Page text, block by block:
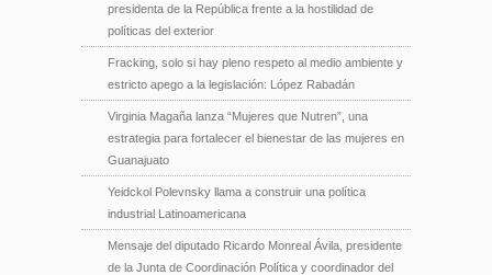
presidenta de la República frente a la hostilidad de
políticas del exterior
Fracking, solo si hay pleno respeto al medio ambiente y
estricto apego a la legislación: López Rabadán
Virginia Magaña lanza “Mujeres que Nutren”, una
estrategia para fortalecer el bienestar de las mujeres en
Guanajuato
Yeidckol Polevnsky llama a construir una política
industrial Latinoamericana
Mensaje del diputado Ricardo Monreal Ávila, presidente
de la Junta de Coordinación Política y coordinador del